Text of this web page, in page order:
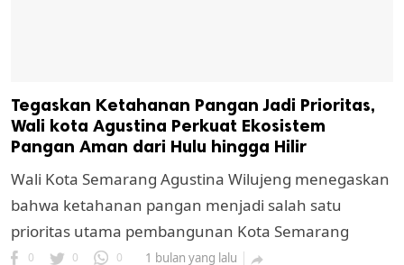
Tegaskan Ketahanan Pangan Jadi Prioritas,
Wali kota Agustina Perkuat Ekosistem
Pangan Aman dari Hulu hingga Hilir
Wali Kota Semarang Agustina Wilujeng menegaskan
bahwa ketahanan pangan menjadi salah satu
prioritas utama pembangunan Kota Semarang
0 0 0 1 bulan yang lalu 